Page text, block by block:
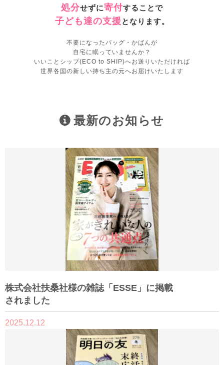
処分せずに寄付することで
子ども達の支援 となります。
不要になったバッグ・かばんが
自宅に眠っていませんか？
いいことシップ(ECO to SHIP)へお送りいただければ
世界各国の新しい持ち主の元へお届けいたします
最新のお知らせ
株式会社扶桑社様の雑誌「ESSE」に掲載
されました
2025.12.12